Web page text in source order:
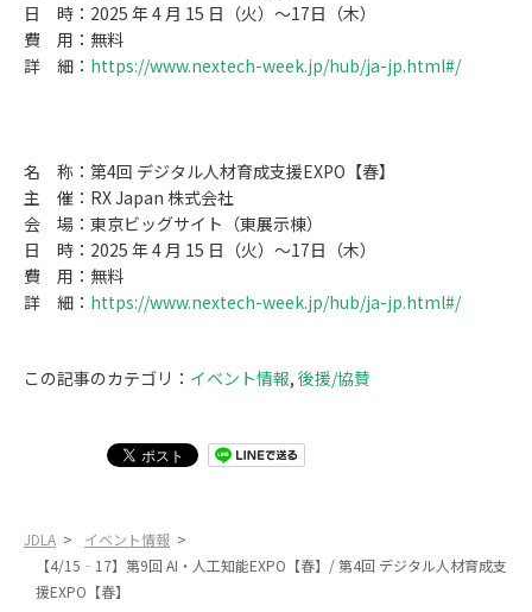
日 時：2025 年 4 月 15 日（火）～17日（木）
費 用：無料
詳 細： https://www.nextech-week.jp/hub/ja-jp.html#/
名 称：第4回 デジタル人材育成支援EXPO【春】
主 催：RX Japan 株式会社
会 場：東京ビッグサイト（東展示棟）
日 時：2025 年 4 月 15 日（火）～17日（木）
費 用：無料
詳 細： https://www.nextech-week.jp/hub/ja-jp.html#/
この記事のカテゴリ： イベント情報, 後援/協賛
JDLA > イベント情報 >
【4/15‐17】第9回 AI・人工知能EXPO【春】/ 第4回 デジタル人材育成支
援EXPO【春】